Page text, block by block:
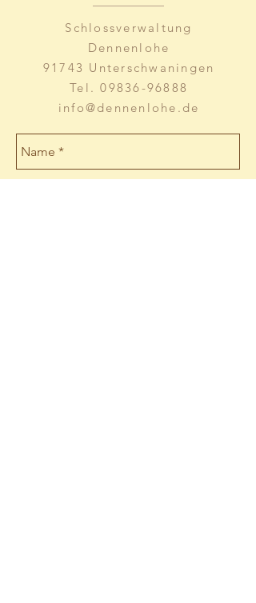
Schlossverwaltung
Dennenlohe
91743 Unterschwaningen
Tel.09836-96888
info@dennenlohe.de